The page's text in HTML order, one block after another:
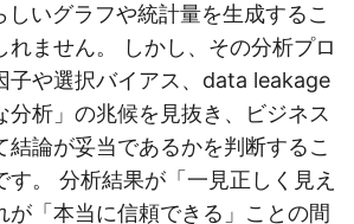
しいグラフや統計量を生成するこ
れません。 しかし、その分析プロ
子や選択バイアス、data leakage
分析」の兆候を見抜き、ビジネス
結論が妥当であるかを判断するこ
す。 分析結果が「一見正しく見え
が「本当に信頼できる」ことの間